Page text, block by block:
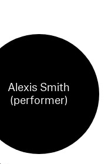
Alexis Smith
(performer)